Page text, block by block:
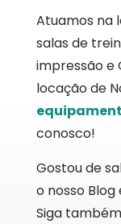
Atuamos na
salas de
impressão e
locação de
conosco!
Gostou de
o nosso
Siga